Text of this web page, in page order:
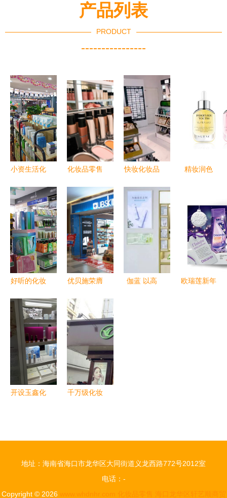
产品列表
PRODUCT
----------------
小资生活化
强企实力与
全面扶持下
的创业新选
择
化妆品零售
觉、体验与
转化的艺术
快妆化妆品
化妆品零售
新蓝海
精妆润色
精修合集与
零售新趋势
好听的化妆
灵感与创意
集锦
优贝施荣膺
化妆品年度
杰出零售
商，引领行
业新零售风
潮
伽蓝 以高
欧瑞莲新年
开设玉鑫化
千万级化妆
地址：海南省海口市龙华区大同街道义龙西路772号2012室
电话：-
Copyright © 2026 www.whdnhr.com 化妆品零售 海口龙华区轩艺顺商贸